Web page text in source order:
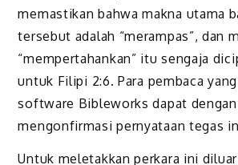
memastikan bahwa makna utama
tersebut adalah “merampas”, dan
“mempertahankan” itu sengaja
untuk Filipi 2:6. Para pembaca
software Bibleworks dapat dengan
mengonfirmasi pernyataan tegas
Untuk meletakkan perkara ini